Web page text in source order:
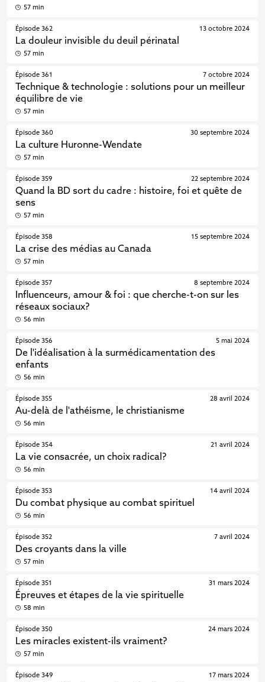
57 min
Épisode 362
La douleur invisible du deuil périnatal
13 octobre 2024
57 min
Épisode 361
Technique & technologie : solutions pour un meilleur
équilibre de vie
7 octobre 2024
57 min
Épisode 360
La culture Huronne-Wendate
30 septembre 2024
57 min
Épisode 359
Quand la BD sort du cadre : histoire, foi et quête de
sens
22 septembre 2024
57 min
Épisode 358
La crise des médias au Canada
15 septembre 2024
57 min
Épisode 357
Influenceurs, amour & foi : que cherche-t-on sur les
réseaux sociaux?
8 septembre 2024
56 min
Épisode 356
De l'idéalisation à la surmédicamentation des
enfants
5 mai 2024
56 min
Épisode 355
Au-delà de l'athéisme, le christianisme
28 avril 2024
56 min
Épisode 354
La vie consacrée, un choix radical?
21 avril 2024
56 min
Épisode 353
Du combat physique au combat spirituel
14 avril 2024
56 min
Épisode 352
Des croyants dans la ville
7 avril 2024
57 min
Épisode 351
Épreuves et étapes de la vie spirituelle
31 mars 2024
58 min
Épisode 350
Les miracles existent-ils vraiment?
24 mars 2024
57 min
Épisode 349 17 mars 2024